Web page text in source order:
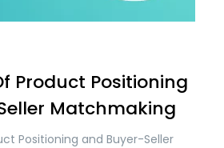
Product Positioning
Matchmaking
Positioning and Buyer-Seller